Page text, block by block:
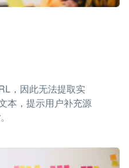
，因此无法提取实
本，提示用户补充源